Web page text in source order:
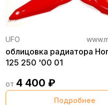
UFO
облицовка радиатора
125 250 '00 01
от 4 400 ₽
Подробнее